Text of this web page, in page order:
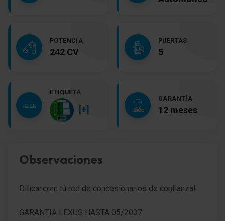
POTENCIA
242 CV
PUERTAS
5
ETIQUETA
[+]
GARANTÍA
12 meses
Observaciones
Dificar.com tú red de concesionarios de confianza!
GARANTIA LEXUS HASTA 05/2037